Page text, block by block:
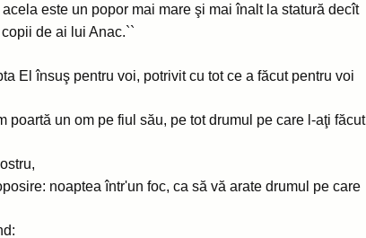
este un popor mai mare şi mai înalt la statură decît
de ai lui Anac.``
El însuş pentru voi, potrivit cu tot ce a făcut pentru voi
un om pe fiul său, pe tot drumul pe care l-aţi făcut
noaptea într'un foc, ca să vă arate drumul pe care